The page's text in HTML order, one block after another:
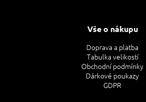
Vše o nákupu
Doprava a platba
Tabulka velikostí
Obchodní podmínky
Dárkové poukazy
GDPR